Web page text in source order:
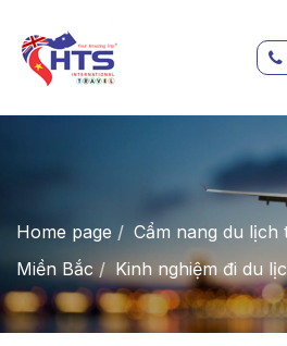
Home page
Cẩm nang du lịch
Miền Bắc
Kinh nghiệm đi du